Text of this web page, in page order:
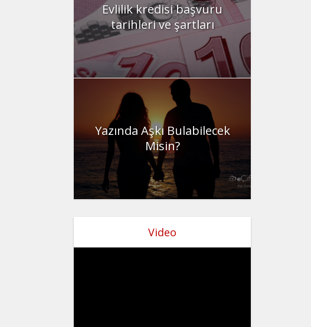
Evlilik kredisi başvuru
tarihleri ve şartları
Yazında Aşkı Bulabilecek
Misin?
Video